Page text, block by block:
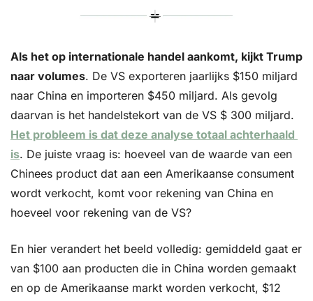
Als het op internationale handel aankomt, kijkt Trump
naar volumes. De VS exporteren jaarlijks $150 miljard
naar China en importeren $450 miljard. Als gevolg
Het probleem is dat deze analyse totaal achterhaald
is. De juiste vraag is: hoeveel van de waarde van een
Chinees product dat aan een Amerikaanse consument
wordt verkocht, komt voor rekening van China en
hoeveel voor rekening van de VS?
En hier verandert het beeld volledig: gemiddeld gaat er
van $100 aan producten die in China worden gemaakt
en op de Amerikaanse markt worden verkocht, $12